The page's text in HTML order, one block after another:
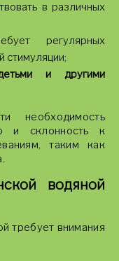
в различных
регулярных
стимуляции;
и другими
необходимость
и склонность к
таким как
водяной
требует внимания